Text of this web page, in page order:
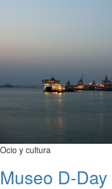
Ocio y cultura
Museo D-